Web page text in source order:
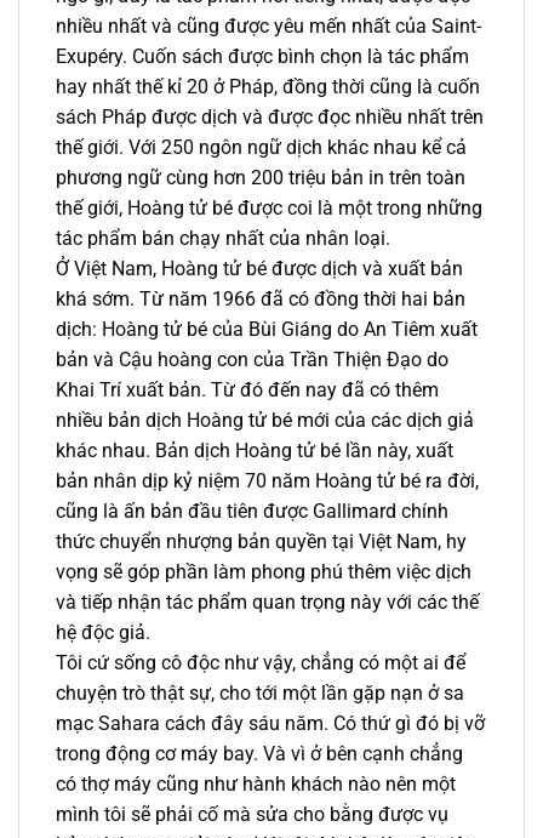
nhiều nhất và cũng được yêu mến nhất của Saint-
Exupéry. Cuốn sách được bình chọn là tác phẩm
hay nhất thế kỉ 20 ở Pháp, đồng thời cũng là cuốn
sách Pháp được dịch và được đọc nhiều nhất trên
thế giới. Với 250 ngôn ngữ dịch khác nhau kể cả
phương ngữ cùng hơn 200 triệu bản in trên toàn
thế giới, Hoàng tử bé được coi là một trong những
tác phẩm bán chạy nhất của nhân loại.
Ở Việt Nam, Hoàng tử bé được dịch và xuất bản
khá sớm. Từ năm 1966 đã có đồng thời hai bản
dịch: Hoàng tử bé của Bùi Giáng do An Tiêm xuất
bản và Cậu hoàng con của Trần Thiện Đạo do
Khai Trí xuất bản. Từ đó đến nay đã có thêm
nhiều bản dịch Hoàng tử bé mới của các dịch giả
khác nhau. Bản dịch Hoàng tử bé lần này, xuất
bản nhân dịp kỷ niệm 70 năm Hoàng tử bé ra đời,
cũng là ấn bản đầu tiên được Gallimard chính
thức chuyển nhượng bản quyền tại Việt Nam, hy
vọng sẽ góp phần làm phong phú thêm việc dịch
và tiếp nhận tác phẩm quan trọng này với các thế
hệ độc giả.
Tôi cứ sống cô độc như vậy, chẳng có một ai để
chuyện trò thật sự, cho tới một lần gặp nạn ở sa
mạc Sahara cách đây sáu năm. Có thứ gì đó bị vỡ
trong động cơ máy bay. Và vì ở bên cạnh chẳng
có thợ máy cũng như hành khách nào nên một
mình tôi sẽ phải cố mà sửa cho bằng được vụ